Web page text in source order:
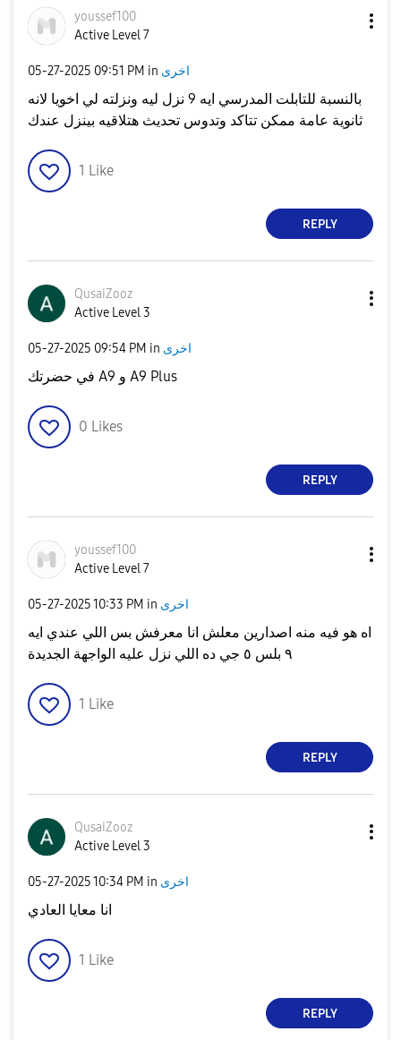
youssef100
Active Level 7
‎05-27-2025 09:51 PM in اخرى
بالنسبة للتابلت المدرسي ايه 9 نزل ليه ونزلته لي اخويا لانه
ثانوية عامة ممكن تتاكد وتدوس تحديث هتلاقيه بينزل عندك
1 Like
REPLY
QusaiZooz
Active Level 3
‎05-27-2025 09:54 PM in اخرى
في حضرتك A9 و A9 Plus
0 Likes
REPLY
youssef100
Active Level 7
‎05-27-202510:33 PM in اخرى
اه هو فيه منه اصدارين معلش انا معرفش بس اللي عندي ايه
٩ بلس ٥ جي ده اللي نزل عليه الواجهة الجديدة
1 Like
REPLY
QusaiZooz
Active Level 3
‎05-27-202510:34 PM in اخرى
انا معايا العادي
1 Like
REPLY